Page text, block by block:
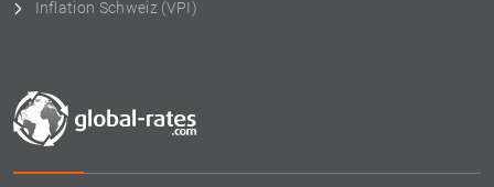
Inflation Schweiz (VPI)